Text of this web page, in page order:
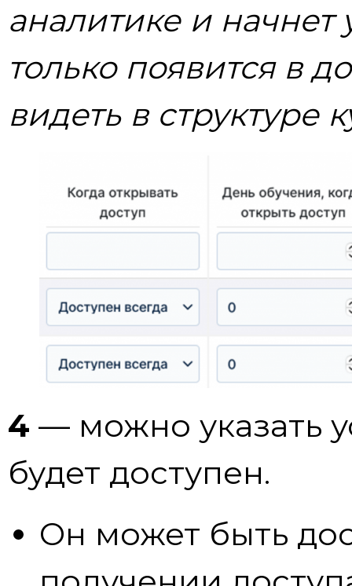
аналитике и начнет
только появится в
видеть в структуре
4 — можно указать
будет доступен.
Он может быть